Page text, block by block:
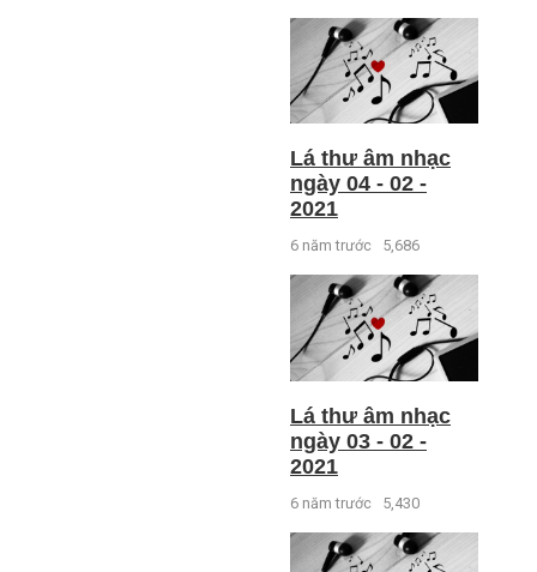
Lá thư âm nhạc
ngày 04 - 02 -
2021
6 năm trước 5,686
Lá thư âm nhạc
ngày 03 - 02 -
2021
6 năm trước 5,430